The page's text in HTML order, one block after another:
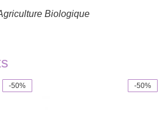
Biologique
-50% -50%